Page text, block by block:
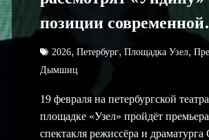
позиции современной
женщины
2026, Петербург, Площадка Узел,
Дымшиц
19 февраля на петербургской
площадке «Узел» пройдёт
спектакля режиссёра и драматурга